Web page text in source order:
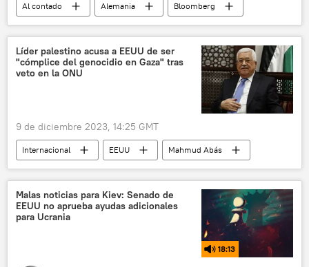
Al contado Alemania
Bloomberg
Adrián Zelaia
🌍 Europa
📈 Mercados y finanzas
inflación
Líder palestino acusa a EEUU de ser
"cómplice del genocidio en Gaza" tras
veto en la ONU
9 de diciembre 2023, 14:25 GMT
Internacional EEUU
Mahmud Abás
Franja de Gaza
Autoridad Nacional Palestina (ANP)
Consejo de Seguridad de la ONU
Malas noticias para Kiev: Senado de
EEUU no aprueba ayudas adicionales
para Ucrania
18:13